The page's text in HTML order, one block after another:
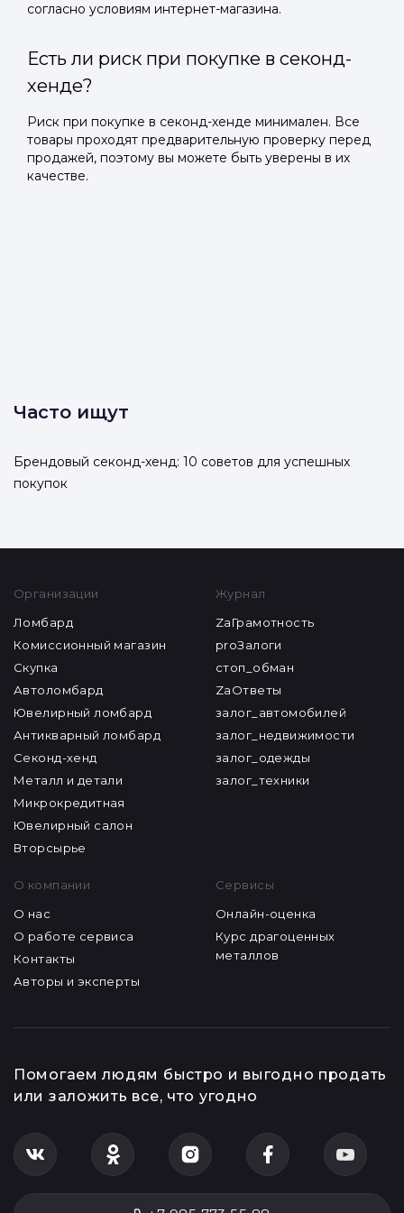
согласно условиям интернет-магазина.
Есть ли риск при покупке в секонд-
хенде?
Риск при покупке в секонд-хенде минимален. Все
товары проходят предварительную проверку перед
продажей, поэтому вы можете быть уверены в их
качестве.
Часто ищут
Брендовый секонд-хенд: 10 советов для успешных
покупок
Организации
Ломбард
Комиссионный магазин
Скупка
Автоломбард
Ювелирный ломбард
Антикварный ломбард
Секонд-хенд
Металл и детали
Микрокредитная
Ювелирный салон
Вторсырье
Журнал
ZaГрамотность
proЗалоги
стоп_обман
ZaОтветы
залог_автомобилей
залог_недвижимости
залог_одежды
залог_техники
О компании
О нас
О работе сервиса
Контакты
Авторы и эксперты
Сервисы
Онлайн-оценка
Курс драгоценных
металлов
Помогаем людям быстро и выгодно продать
или заложить все, что угодно